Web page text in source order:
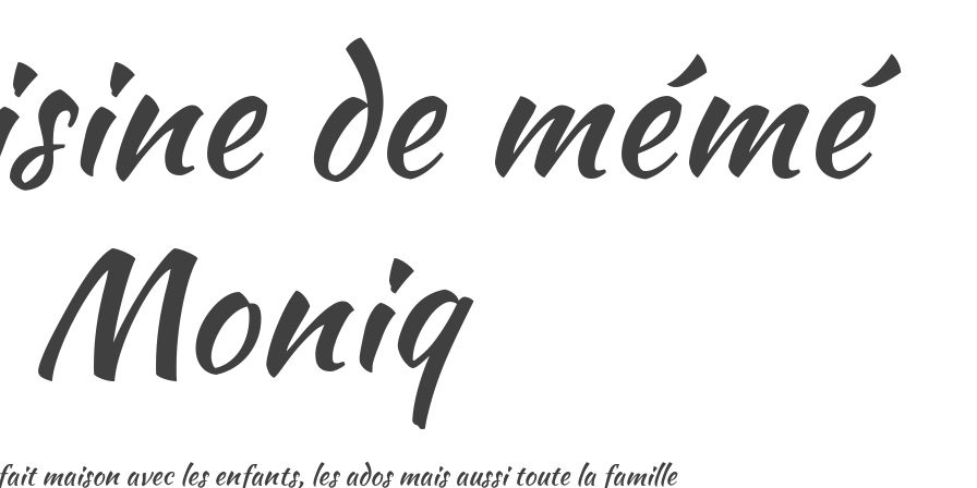
de mémé
Moniq
maison avec les enfants, les ados mais aussi toute la famille